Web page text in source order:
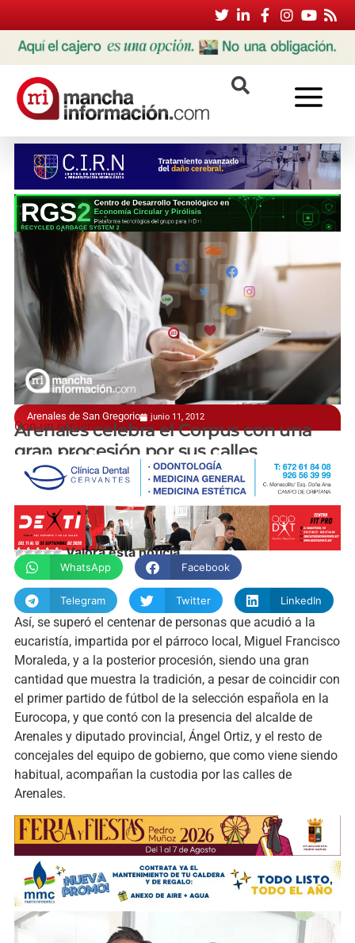
Arenales de San Gregorio junio 11, 2012
Con un centenar de personas
Arenales celebra el Corpus con una
gran procesión por sus calles
manchainformacion.com
Valora esta noticia
WhatsApp Facebook
Telegram Twitter LinkedIn
Así, se superó el centenar de personas que acudió a la
eucaristía, impartida por el párroco local, Miguel Francisco
Moraleda, y a la posterior procesión, siendo una gran
cantidad que muestra la tradición, a pesar de coincidir con
el primer partido de fútbol de la selección española en la
Eurocopa, y que contó con la presencia del alcalde de
Arenales y diputado provincial, Ángel Ortiz, y el resto de
concejales del equipo de gobierno, que como viene siendo
habitual, acompañan la custodia por las calles de
Arenales.